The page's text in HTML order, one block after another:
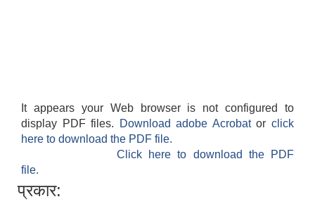
It appears your Web browser is not configured to
display PDF files.
Download adobe Acrobatorclick
here to download the PDF file.
Click here to download the PDF
file.
प्रकार: